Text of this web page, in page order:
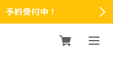
約受付中！